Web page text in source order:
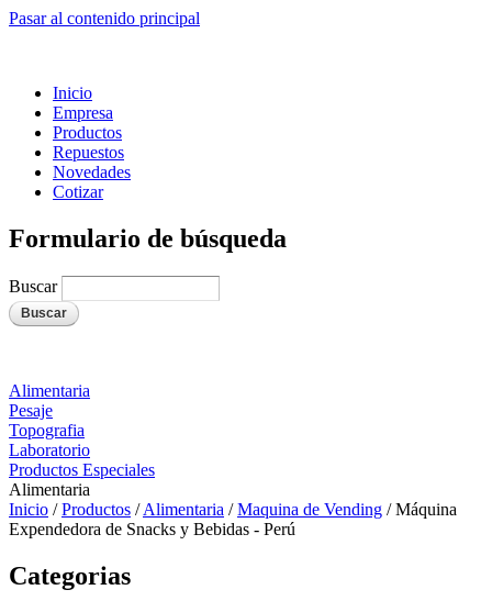
Pasar al contenido principal
Inicio
Empresa
Productos
Repuestos
Novedades
Cotizar
Formulario de búsqueda
Buscar
Alimentaria
Pesaje
Topografia
Laboratorio
Productos Especiales
Alimentaria
Inicio / Productos / Alimentaria / Maquina de Vending / Máquina
Expendedora de Snacks y Bebidas - Perú
Categorias